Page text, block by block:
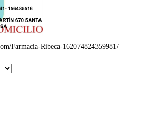
Farmacia-Ribeca-162074824359981/